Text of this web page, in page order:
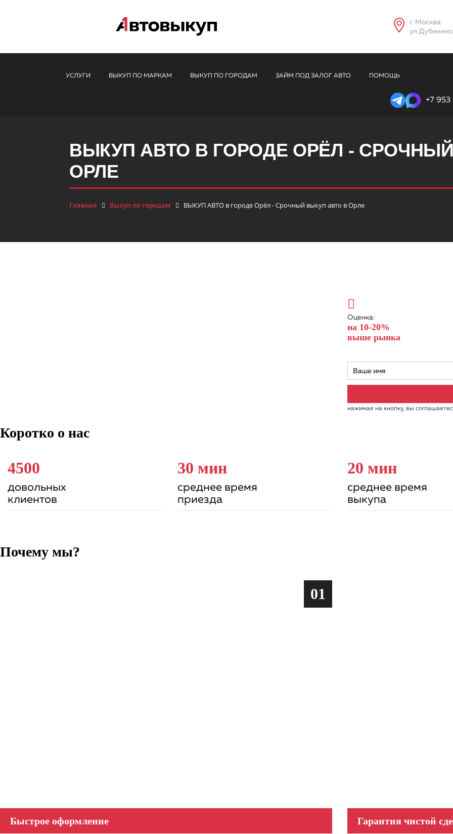
г. Москва
ул
УСЛУГИ ВЫКУП ПО МАРКАМ ВЫКУП ПО ГОРОДАМ ЗАЙМ ПОД ЗАЛОГ АВТО ПОМОЩЬ
+7
ВЫКУП АВТО В ГОРОДЕ ОРЁЛ -
ОРЛЕ
Главная Выкуп по городам ВЫКУП АВТО в городе Орёл - Срочный выкуп авто в Орле
Оценка:
на 10-20%
выше рынка
нажимая на кнопку, вы
Коротко о нас
4500
довольных
клиентов
30 мин
среднее время
приезда
20 мин
среднее время
выкупа
Почему мы?
01
Быстрое оформление Гарантия чистой